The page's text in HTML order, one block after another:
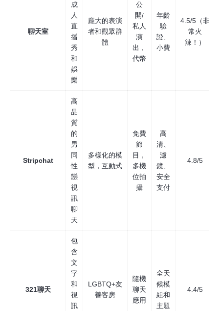
聊天室
成
人
直
播
秀
和
娛
樂
龐大的表演
者和觀眾群
體
公
開/
私人
演
出，
代幣
年齡
驗
證、
小費
4.5/5（非
常火
辣！）
Stripchat
高
品
質
的
男
同
性
戀
視
訊
聊
天
多樣化的模
型，互動式
免費
節
目，
多機
位拍
攝
高
清、
濾
鏡、
安全
支付
4.8/5
321聊天
包
含
文
字
和
視
訊
LGBTQ+友
善客房
隨機
聊天
應用
全天
候模
組和
主題
4.4/5